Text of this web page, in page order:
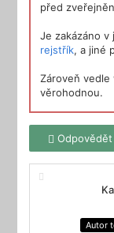
před
Je zakázáno
rejstřík, a jiné
Zároveň vedle
věrohodnou.
Odpovědět
Autor